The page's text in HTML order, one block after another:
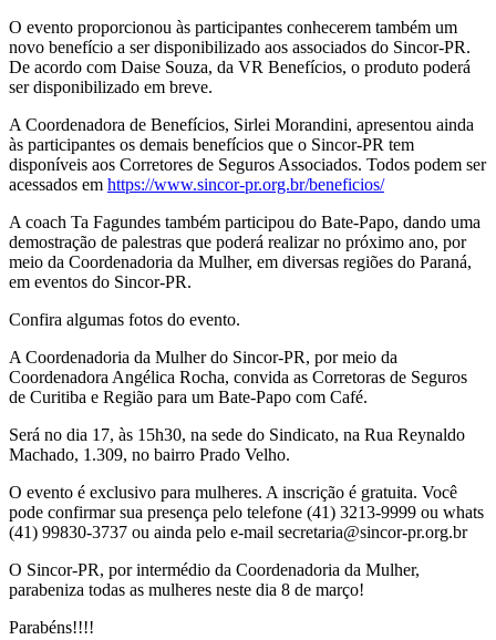
O evento proporcionou às participantes conhecerem também um
novo benefício a ser disponibilizado aos associados do Sincor-PR.
De acordo com Daise Souza, da VR Benefícios, o produto poderá
ser disponibilizado em breve.
A Coordenadora de Benefícios, Sirlei Morandini, apresentou ainda
às participantes os demais benefícios que o Sincor-PR tem
disponíveis aos Corretores de Seguros Associados. Todos podem ser
acessados em https://www.sincor-pr.org.br/beneficios/
A coach Ta Fagundes também participou do Bate-Papo, dando uma
demostração de palestras que poderá realizar no próximo ano, por
meio da Coordenadoria da Mulher, em diversas regiões do Paraná,
em eventos do Sincor-PR.
Confira algumas fotos do evento.
A Coordenadoria da Mulher do Sincor-PR, por meio da
Coordenadora Angélica Rocha, convida as Corretoras de Seguros
de Curitiba e Região para um Bate-Papo com Café.
Será no dia 17, às 15h30, na sede do Sindicato, na Rua Reynaldo
Machado, 1.309, no bairro Prado Velho.
O evento é exclusivo para mulheres. A inscrição é gratuita. Você
pode confirmar sua presença pelo telefone (41) 3213-9999 ou whats
(41) 99830-3737 ou ainda pelo e-mail secretaria@sincor-pr.org.br
O Sincor-PR, por intermédio da Coordenadoria da Mulher,
parabeniza todas as mulheres neste dia 8 de março!
Parabéns!!!!